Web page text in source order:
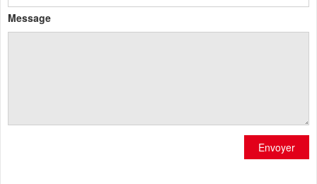
Message
Envoyer